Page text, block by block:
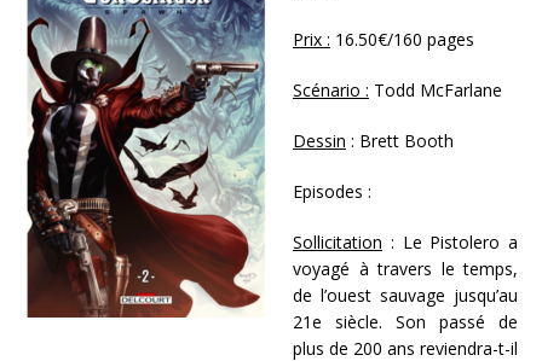
Prix : 16.50€/160 pages
Scénario : Todd McFarlane
Dessin : Brett Booth
Episodes :
Sollicitation : Le Pistolero a
voyagé à travers le temps,
de l’ouest sauvage jusqu’au
21e siècle. Son passé de
plus de 200 ans reviendra-t-il